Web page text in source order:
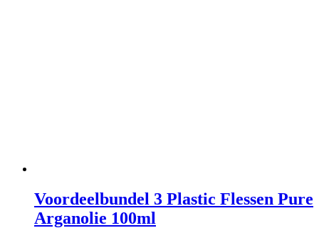
Voordeelbundel 3 Plastic Flessen Pure
Arganolie 100ml